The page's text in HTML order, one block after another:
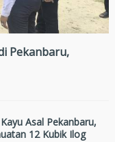
Pekanbaru,
Asal Pekanbaru,
12 Kubik Ilog